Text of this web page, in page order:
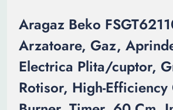
Aragaz Beko
Arzatoare, Gaz,
Electrica Plita/cuptor,
Rotisor, High-Efficiency